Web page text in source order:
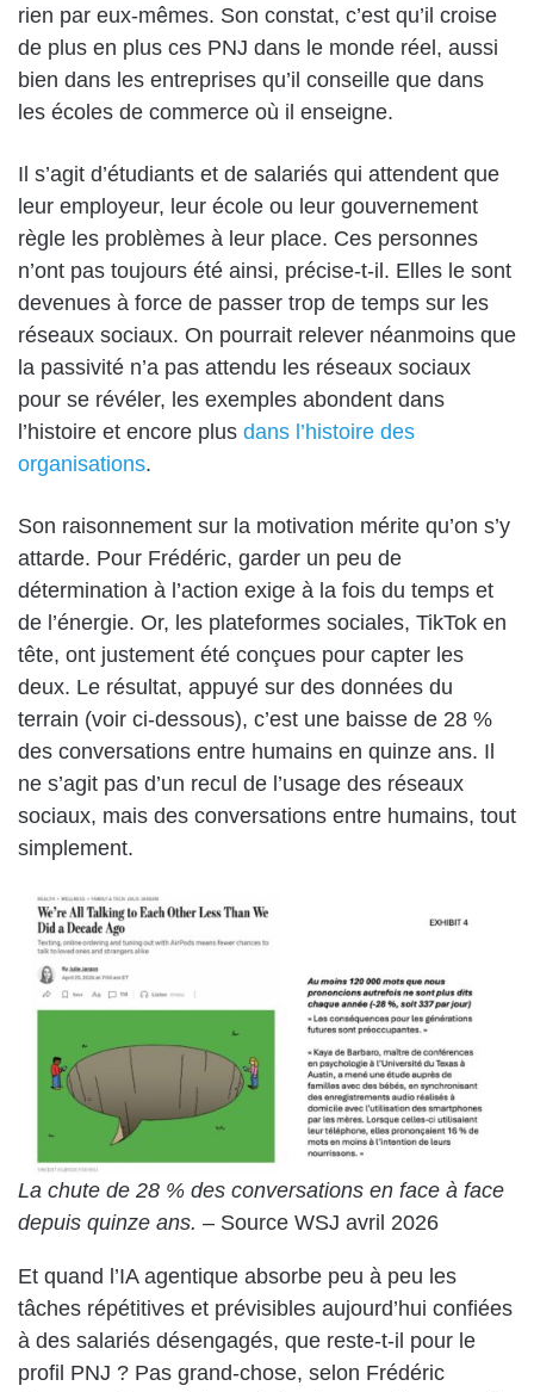
rien par eux-mêmes. Son constat, c’est qu’il croise
de plus en plus ces PNJ dans le monde réel, aussi
bien dans les entreprises qu’il conseille que dans
les écoles de commerce où il enseigne.
Il s’agit d’étudiants et de salariés qui attendent que
leur employeur, leur école ou leur gouvernement
règle les problèmes à leur place. Ces personnes
n’ont pas toujours été ainsi, précise-t-il. Elles le sont
devenues à force de passer trop de temps sur les
réseaux sociaux. On pourrait relever néanmoins que
la passivité n’a pas attendu les réseaux sociaux
pour se révéler, les exemples abondent dans
l’histoire et encore plus dans l’histoire des
organisations.
Son raisonnement sur la motivation mérite qu’on s’y
attarde. Pour Frédéric, garder un peu de
détermination à l’action exige à la fois du temps et
de l’énergie. Or, les plateformes sociales, TikTok en
tête, ont justement été conçues pour capter les
deux. Le résultat, appuyé sur des données du
terrain (voir ci-dessous), c’est une baisse de 28 %
des conversations entre humains en quinze ans. Il
ne s’agit pas d’un recul de l’usage des réseaux
sociaux, mais des conversations entre humains, tout
simplement.
La chute de 28 % des conversations en face à face
depuis quinze ans. – Source WSJ avril 2026
Et quand l’IA agentique absorbe peu à peu les
tâches répétitives et prévisibles aujourd’hui confiées
à des salariés désengagés, que reste-t-il pour le
profil PNJ ? Pas grand-chose, selon Frédéric